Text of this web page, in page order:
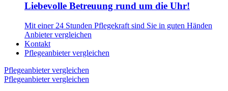
Liebevolle Betreuung rund um die Uhr!
Mit einer 24 Stunden Pflegekraft sind Sie in guten Händen
Anbieter vergleichen
Kontakt
Pflegeanbieter vergleichen
Pflegeanbieter vergleichen
Pflegeanbieter vergleichen